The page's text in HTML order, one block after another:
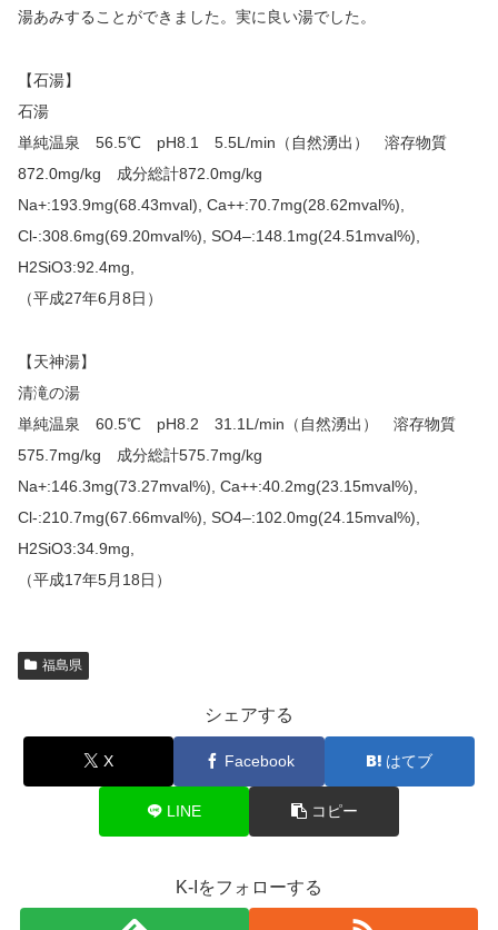
湯あみすることができました。実に良い湯でした。
【石湯】
石湯
単純温泉 56.5℃ pH8.1 5.5L/min（自然湧出） 溶存物質
872.0mg/kg 成分総計872.0mg/kg
Na+:193.9mg(68.43mval), Ca++:70.7mg(28.62mval%),
Cl-:308.6mg(69.20mval%), SO4–:148.1mg(24.51mval%),
H2SiO3:92.4mg,
（平成27年6月8日）
【天神湯】
清滝の湯
単純温泉 60.5℃ pH8.2 31.1L/min（自然湧出） 溶存物質
575.7mg/kg 成分総計575.7mg/kg
Na+:146.3mg(73.27mval%), Ca++:40.2mg(23.15mval%),
Cl-:210.7mg(67.66mval%), SO4–:102.0mg(24.15mval%),
H2SiO3:34.9mg,
（平成17年5月18日）
福島県
シェアする
X Facebook はてブ
LINE コピー
K-Iをフォローする